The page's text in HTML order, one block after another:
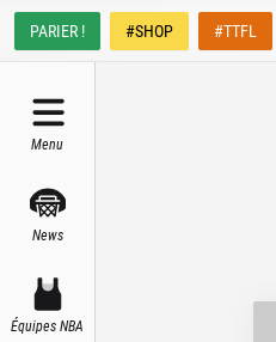
PARIER ! #SHOP #TTFL
Menu
News
Équipes NBA